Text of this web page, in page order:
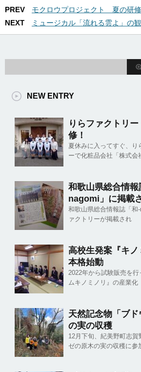
PREV
モクロウプロジェクト 夏の研修
NEXT
ミュージカル「流れる雲よ」の
NEW ENTRY
りらファクトリ
修！
夏休みに入ってすぐ、り
ーで化粧品会社「株式会
和歌山県総合情報
nagomi」に掲載
和歌山県総合情報誌「和
ァクトリーが掲載され
高校生発案『キ
本格始動
2022年から試験販売を
ムキノミノリ』の産業化
天然記念物「ブド
の実の収穫
12月下旬、紀美野町志
ゼの原木の実の収穫に参